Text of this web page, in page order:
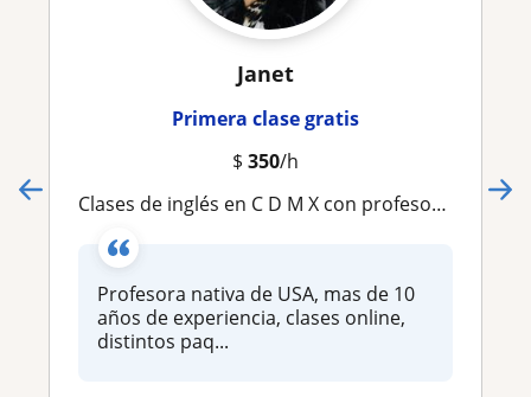
Janet
Primera clase gratis
$ 350/h
Clases de inglés en C D M X con profesora nativa estadounidense
Profesora nativa de USA, mas de 10
años de experiencia, clases online,
distintos paq...